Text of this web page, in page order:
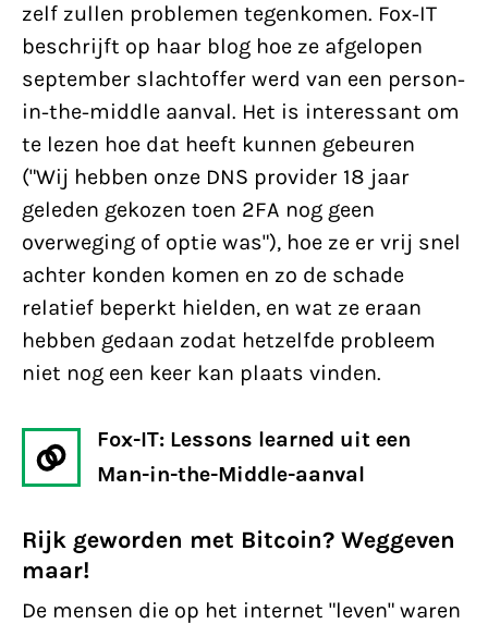
zelf zullen problemen tegenkomen. Fox-IT
beschrijft op haar blog hoe ze afgelopen
september slachtoffer werd van een person-
in-the-middle aanval. Het is interessant om
te lezen hoe dat heeft kunnen gebeuren
("Wij hebben onze DNS provider 18 jaar
geleden gekozen toen 2FA nog geen
overweging of optie was"), hoe ze er vrij snel
achter konden komen en zo de schade
relatief beperkt hielden, en wat ze eraan
hebben gedaan zodat hetzelfde probleem
niet nog een keer kan plaats vinden.
Fox-IT: Lessons learned uit een
Man-in-the-Middle-aanval
Rijk geworden met Bitcoin? Weggeven
maar!
De mensen die op het internet "leven" waren